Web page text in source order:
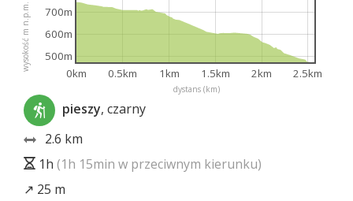
dystans (km)
wysokość m n.p.m.
0km 0.5km 1km 1.5km 2km 2.5km
500m
600m
700m
pieszy, czarny
2.6 km
1h (1h 15min w przeciwnym kierunku)
↗ 25 m